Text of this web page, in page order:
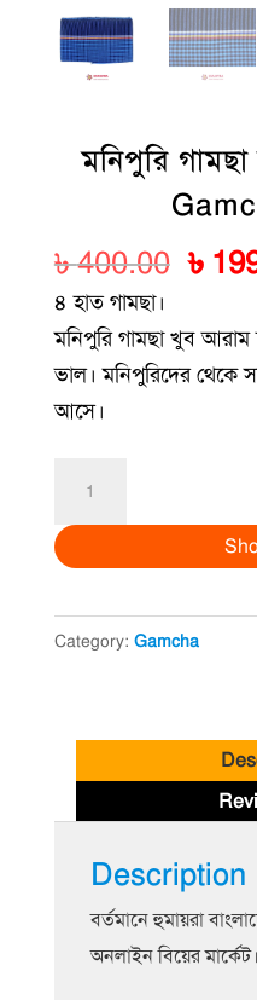
মনিপুরি
৳400.00
was:
৳
৳
৪ হাত গামছা।
মনিপুরি গামছা খুব
ভাল। মনিপুরিদের থেকে
আসে।
নীল
Manipuri
Gamcha
Category: Gamcha
Description
বর্তমানে হুমায়রা
অনলাইন বিয়ের মার্কেট।